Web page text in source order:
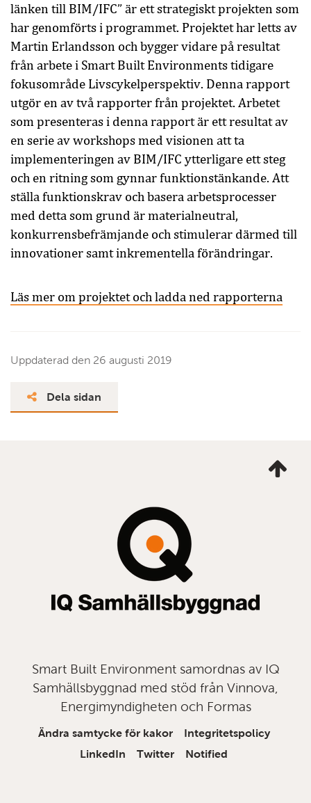
länken till BIM/IFC” är ett strategiskt projekten som
har genomförts i programmet. Projektet har letts av
Martin Erlandsson och bygger vidare på resultat
från arbete i Smart Built Environments tidigare
fokusområde Livscykelperspektiv. Denna rapport
utgör en av två rapporter från projektet. Arbetet
som presenteras i denna rapport är ett resultat av
en serie av workshops med visionen att ta
implementeringen av BIM/IFC ytterligare ett steg
och en ritning som gynnar funktionstänkande. Att
ställa funktionskrav och basera arbetsprocesser
med detta som grund är materialneutral,
konkurrensbefrämjande och stimulerar därmed till
innovationer samt inkrementella förändringar.
Läs mer om projektet och ladda ned rapporterna
Uppdaterad den 26 augusti 2019
Dela sidan
mig
Smart Built Environment samordnas av IQ
Samhällsbyggnad med stöd från Vinnova,
Energimyndigheten och Formas
Ändra samtycke för kakor
Integritetspolicy
LinkedIn
Twitter Notified